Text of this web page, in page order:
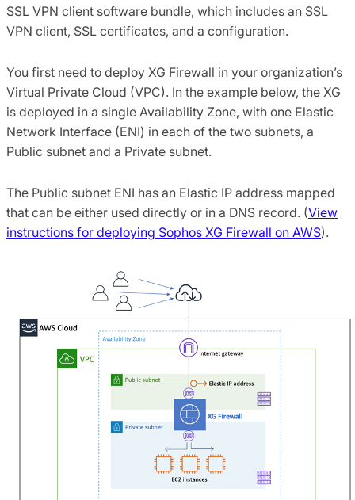
SSL VPN client software bundle, which includes an SSL
VPN client, SSL certificates, and a configuration.
You first need to deploy XG Firewall in your organization’s
Virtual Private Cloud (VPC). In the example below, the XG
is deployed in a single Availability Zone, with one Elastic
Network Interface (ENI) in each of the two subnets, a
Public subnet and a Private subnet.
The Public subnet ENI has an Elastic IP address mapped
that can be either used directly or in a DNS record. (View
instructions for deploying Sophos XG Firewall on AWS).